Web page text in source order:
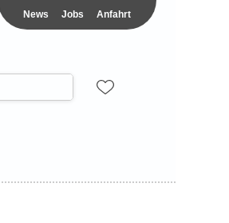
News Jobs Anfahrt